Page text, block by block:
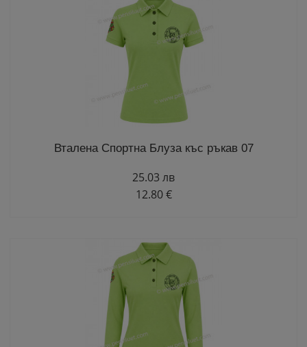
Вталена Спортна Блуза къс ръкав 07
25.03 лв
12.80 €